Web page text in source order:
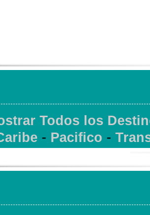
Todos los
- Pacifico -